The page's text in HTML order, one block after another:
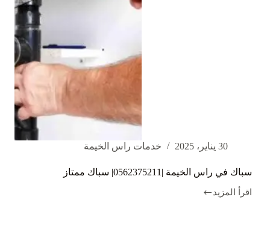
30 يناير، 2025 خدمات راس الخيمة
سباك في راس الخيمة |0562375211| سباك ممتاز
اقرأ المزيد
سباك